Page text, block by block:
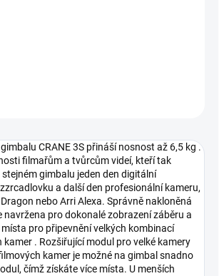
CRANE 3S přináší nosnost až 6,5 kg .
filmařům a tvůrcům videí, kteří tak
gimbalu jeden den digitální
a další den profesionální kameru,
nebo Arri Alexa. Správně nakloněná
navržena pro dokonalé zobrazení záběru a
pro připevnění velkých kombinací
. Rozšiřující modul pro velké kamery
kamer je možné na gimbal snadno
čímž získáte více místa. U menších